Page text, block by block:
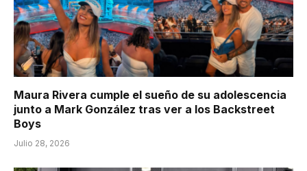
Maura Rivera cumple el sueño de su adolescencia
junto a Mark González tras ver a los Backstreet
Boys
Julio 28, 2026